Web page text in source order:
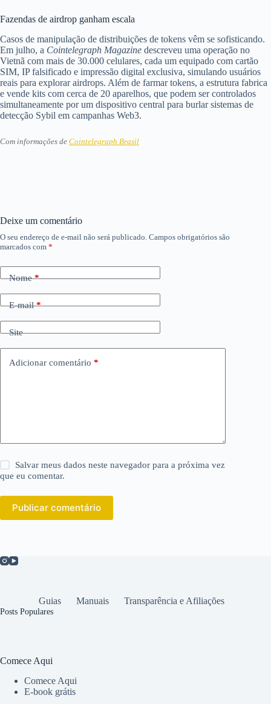
Fazendas de airdrop ganham escala
Casos de manipulação de distribuições de tokens vêm se sofisticando.
Em julho, a Cointelegraph Magazine descreveu uma operação no
Vietnã com mais de 30.000 celulares, cada um equipado com cartão
SIM, IP falsificado e impressão digital exclusiva, simulando usuários
reais para explorar airdrops. Além de farmar tokens, a estrutura fabrica
e vende kits com cerca de 20 aparelhos, que podem ser controlados
simultaneamente por um dispositivo central para burlar sistemas de
detecção Sybil em campanhas Web3.
Com informações de Cointelegraph Brasil
Deixe um comentário
O seu endereço de e-mail não será publicado. Campos obrigatórios são
marcados com *
Nome*
E-mail*
Site
Adicionar comentário *
Salvar meus dados neste navegador para a próxima vez
que eu comentar.
Publicar comentário
Guias Manuais Transparência e Afiliações
Posts Populares
Comece Aqui
Comece Aqui
E-book grátis